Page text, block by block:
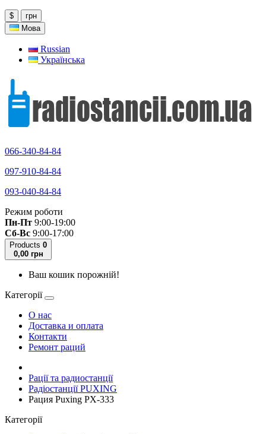
$
грн
Мова
Russian
Українська
066-340-84-84
097-910-84-84
093-040-84-84
Режим роботи
Пн-Пт 9:00-19:00
Сб-Вс 9:00-17:00
Products 0
0,00 грн
Ваш кошик порожній!
Категорії
О нас
Доставка и оплата
Контакти
Ремонт раций
Рації та радиостанції
Радіостанції PUXING
Рация Puxing PX-333
Категорії